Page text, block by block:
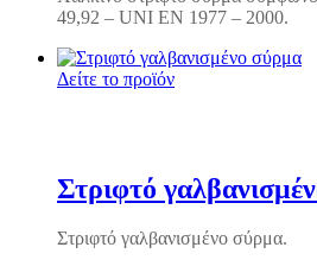
49,92 – UNI EN 1977 – 2000.
Δείτε το προϊόν
Στριφτό
Στριφτό γαλβανισμένο σύρμα.